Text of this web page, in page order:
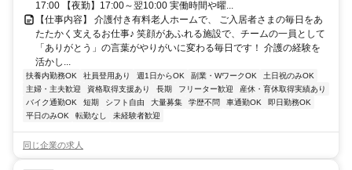
17:00 【夜勤】17:00～翌10:00 実働時間や曜...
【仕事内容】 介護付き有料老人ホームで、 ご入居者さまの毎日をあ
たたかく支えるお仕事♪ 笑顔があふれる施設で、チームの一員として
「ありがとう」の言葉がやりがいに変わる毎日です！ 介護の経験を
活かし...
扶養内勤務OK 社員登用あり 週1日からOK 副業・WワークOK
土日祝のみOK
主婦・主夫歓迎
資格取得支援あり 長期 フリーター歓迎
産休・育休取得実績あり
バイク通勤OK
短期 シフト自由 大量募集 学歴不問 車通勤OK
即日勤務OK
平日のみOK
転勤なし 未経験者歓迎
同じ企業の求人